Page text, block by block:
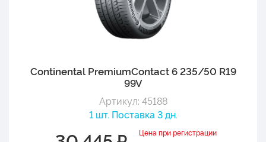
Continental PremiumContact 6 235/50 R19
99V
Артикул: 45188
1 шт. Поставка 3 дн.
Цена при регистрации